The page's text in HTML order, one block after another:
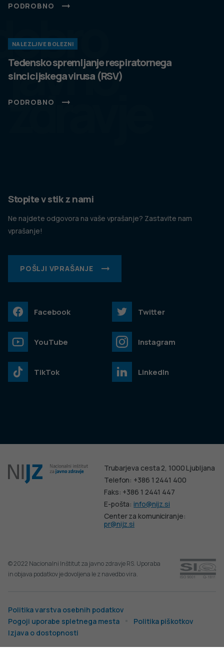
javno
zdravje
PODROBNO
NALEZLJIVE BOLEZNI
Tedensko spremljanje respiratornega
sincicijskega virusa (RSV)
PODROBNO
Trubarjeva cesta 2, 1000 Ljubljana
Telefon: +386 1 2441 400
Faks: +386 1 2441 447
E-pošta:info@nijz.si
Center za komuniciranje:
pr@nijz.si
Politika varstva osebnih podatkov
Pogoji uporabe spletnega mesta
Politika piškotkov
Izjava o dostopnosti
© 2022 Nacionalni Inštitut za javno zdravje RS. Uporaba
in objava podatkov je dovoljena le z navedbo vira.
Stopite v stik z nami
Ne najdete odgovora na vaše vprašanje? Zastavite nam
vprašanje!
POŠLJI VPRAŠANJE
Facebook Twitter
YouTube Instagram
TikTok LinkedIn